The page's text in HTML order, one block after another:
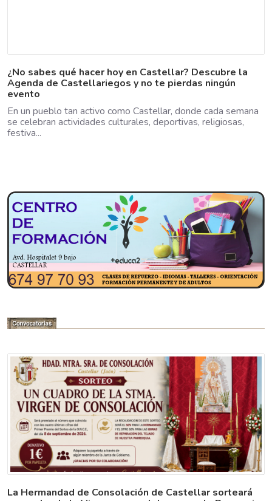
¿No sabes qué hacer hoy en Castellar? Descubre la
Agenda de Castellariegos y no te pierdas ningún
evento
En un pueblo tan activo como Castellar, donde cada semana
se celebran actividades culturales, deportivas, religiosas,
festiva...
La Hermandad de Consolación de Castellar sorteará